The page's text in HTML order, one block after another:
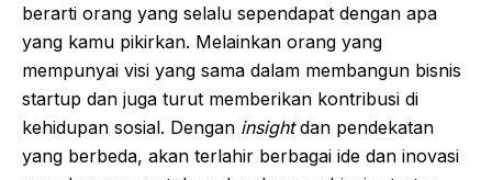
berarti orang yang selalu sependapat dengan apa
yang kamu pikirkan. Melainkan orang yang
mempunyai visi yang sama dalam membangun bisnis
startup dan juga turut memberikan kontribusi di
kehidupan sosial. Dengan insightdan pendekatan
yang berbeda, akan terlahir berbagai ide dan inovasi